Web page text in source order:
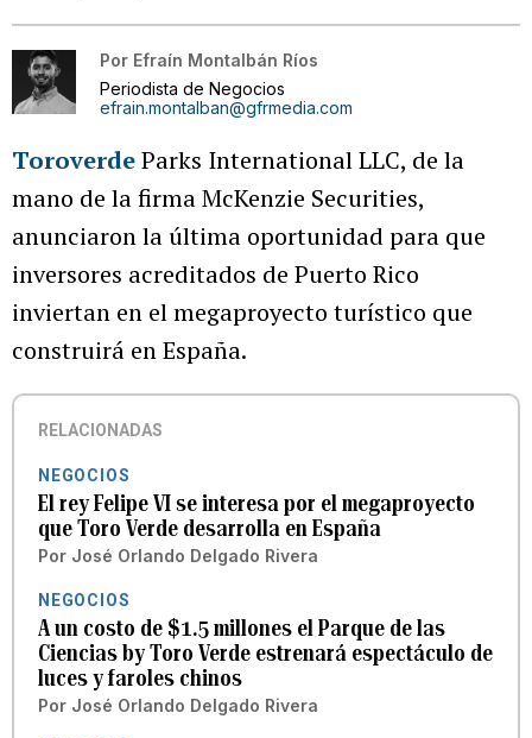
Por Efraín Montalbán Ríos
Periodista de Negocios
efrain.montalban@gfrmedia.com
ToroverdeParks International LLC, de la
mano de la firma McKenzie Securities,
anunciaron la última oportunidad para que
inversores acreditados de Puerto Rico
inviertan en el megaproyecto turístico que
construirá en España.
RELACIONADAS
NEGOCIOS
El rey Felipe VI se interesa por el megaproyecto
que Toro Verde desarrolla en España
Por José Orlando Delgado Rivera
NEGOCIOS
A un costo de $1.5 millones el Parque de las
Ciencias by Toro Verde estrenará espectáculo de
luces y faroles chinos
Por José Orlando Delgado Rivera